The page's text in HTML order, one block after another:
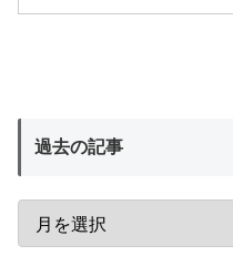
過去の記事